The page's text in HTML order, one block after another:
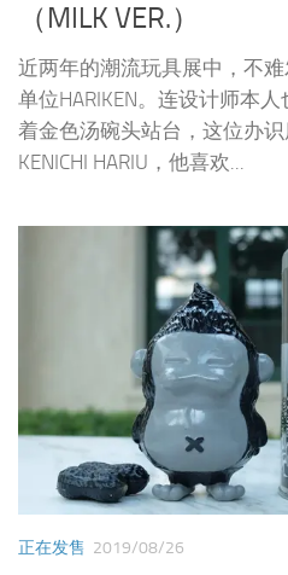
（MILK VER.）
近两年的潮流玩具展中，不
单位HARIKEN。连设计师本
着金色汤碗头站台，这位办
KENICHI HARIU，他喜欢...
正在发售 2019/08/26